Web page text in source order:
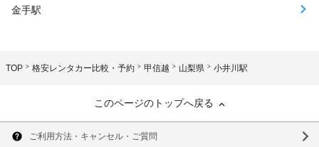
金手駅
TOP 格安レンタカー比較・予約 甲信越 山梨県 小井川駅
このページのトップへ戻る